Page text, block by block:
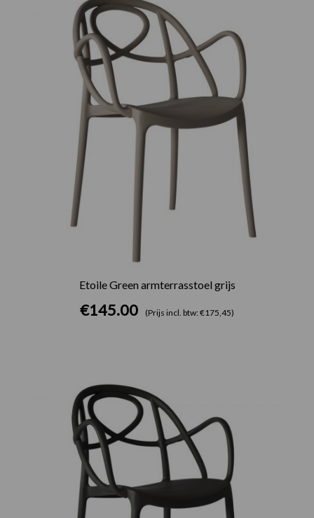
Etoile Green armterrasstoel grijs
€145.00 (Prijs incl. btw: €175,45)